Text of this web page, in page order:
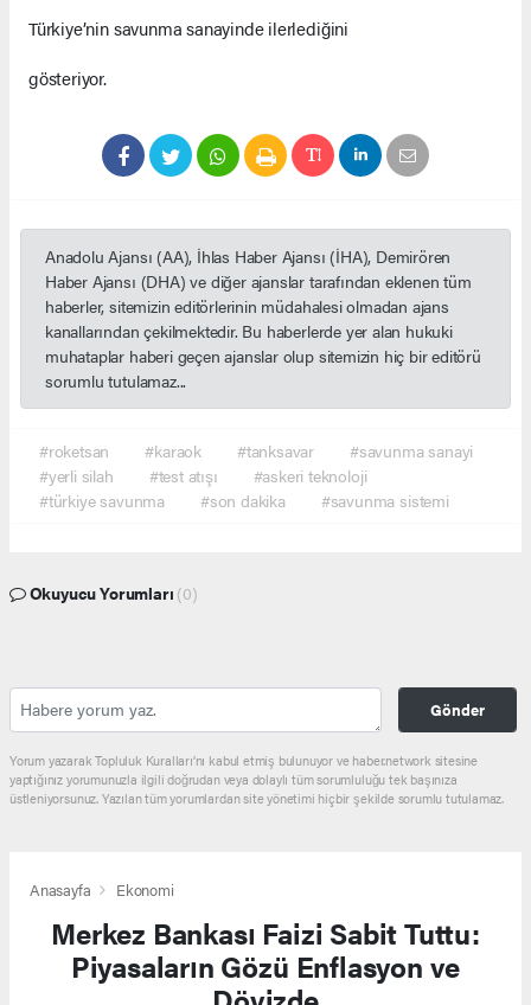
Türkiye’nin savunma sanayinde ilerlediğini
gösteriyor.
Anadolu Ajansı (AA), İhlas Haber Ajansı (İHA), Demirören
Haber Ajansı (DHA) ve diğer ajanslar tarafından eklenen tüm
haberler, sitemizin editörlerinin müdahalesi olmadan ajans
kanallarından çekilmektedir. Bu haberlerde yer alan hukuki
muhataplar haberi geçen ajanslar olup sitemizin hiç bir editörü
sorumlu tutulamaz...
#roketsan #karaok #tanksavar
#savunma sanayi
#yerli silah
#test atışı
#askeri teknoloji
#türkiye savunma
#son dakika #savunma sistemi
Okuyucu Yorumları (0)
Gönder
Yorum yazarak Topluluk Kuralları’nı kabul etmiş bulunuyor ve haber.network sitesine
yaptığınız yorumunuzla ilgili doğrudan veya dolaylı tüm sorumluluğu tek başınıza
üstleniyorsunuz. Yazılan tüm yorumlardan site yönetimi hiçbir şekilde sorumlu tutulamaz.
Anasayfa Ekonomi
Merkez Bankası Faizi Sabit Tuttu:
Piyasaların Gözü Enflasyon ve